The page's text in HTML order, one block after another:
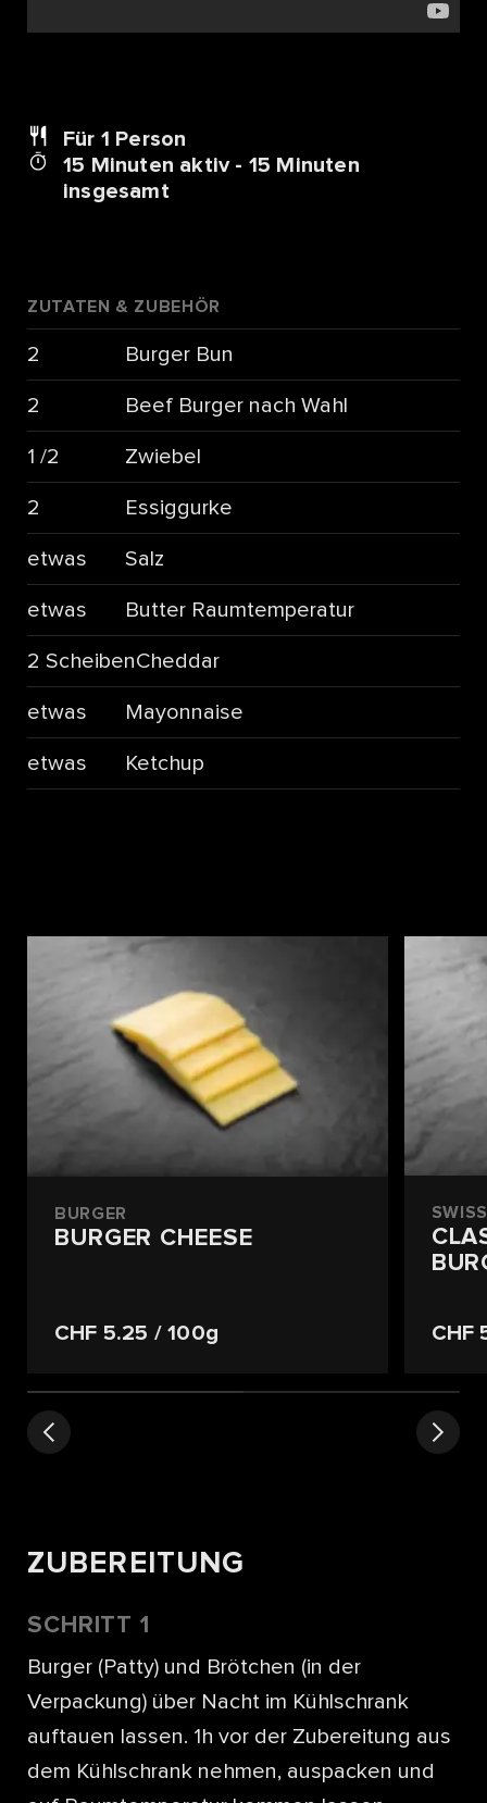
Für 1 Person
15 Minuten aktiv - 15 Minuten
insgesamt
ZUTATEN & ZUBEHÖR
2 Burger Bun
2 Beef Burger nach Wahl
1 /2 Zwiebel
2 Essiggurke
etwas Salz
etwas Butter Raumtemperatur
2 ScheibenCheddar
etwas Mayonnaise
etwas Ketchup
BURGER
BURGER CHEESE
CHF 5.25 / 100g CHF
ZUBEREITUNG
SCHRITT 1
Burger (Patty) und Brötchen (in der
Verpackung) über Nacht im Kühlschrank
auftauen lassen. 1h vor der Zubereitung aus
dem Kühlschrank nehmen, auspacken und